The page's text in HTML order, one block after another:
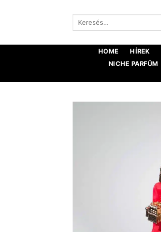
Keresés:
HOME HÍREK
NICHE PARFÜM